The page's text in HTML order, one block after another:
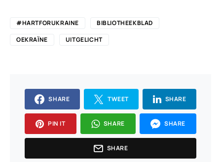
#HARTFORUKRAINE
BIBLIOTHEEKBLAD
OEKRAÏNE
UITGELICHT
SHARE TWEET SHARE
PIN IT SHARE SHARE
SHARE